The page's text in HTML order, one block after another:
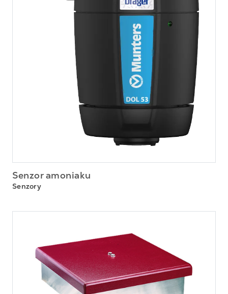
Senzor amoniaku
Senzory